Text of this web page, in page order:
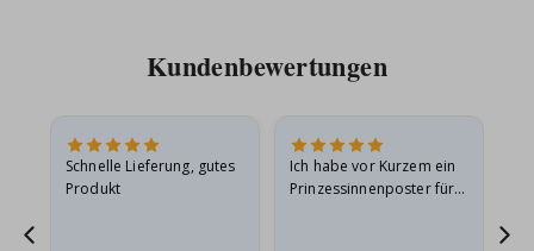
Kundenbewertungen
Schnelle Lieferung, gutes
Produkt
Ich habe vor Kurzem ein
Prinzessinnenposter für